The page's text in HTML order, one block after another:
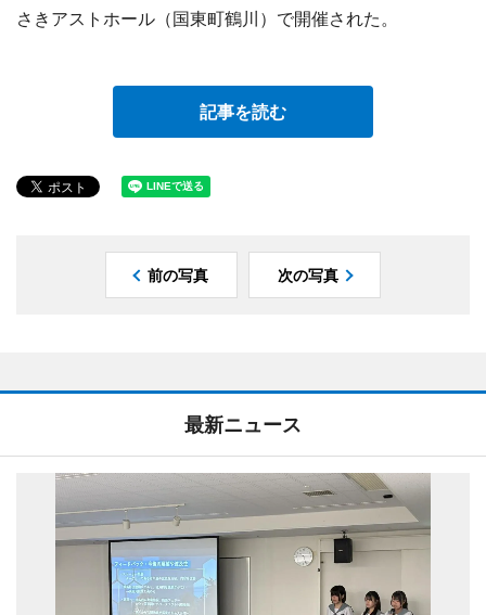
さきアストホール（国東町鶴川）で開催された。
記事を読む
前の写真 次の写真
最新ニュース